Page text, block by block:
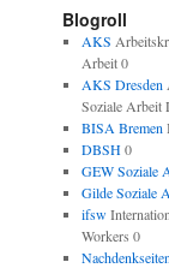
Blogroll
AKS
Arbeit 0
AKS Dresden
Soziale Arbeit
BISA Bremen
DBSH0
GEW Soziale
Gilde Soziale
ifsw
Workers 0
Nachdenkseiten